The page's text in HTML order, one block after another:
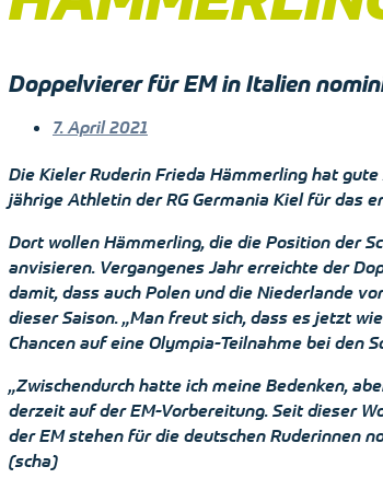
Doppelvierer für EM in Italien
7. April 2021
Die Kieler Ruderin Frieda Hämmerling hat
jährige Athletin der RG Germania Kiel für das
Dort wollen Hämmerling, die die Position der
anvisieren. Vergangenes Jahr erreichte der
damit, dass auch Polen und die Niederlande
dieser Saison. „Man freut sich, dass es jetzt
Chancen auf eine Olympia-Teilnahme bei den
„Zwischendurch hatte ich meine Bedenken,
derzeit auf der EM-Vorbereitung. Seit dieser
der EM stehen für die deutschen Ruderinnen
(scha)